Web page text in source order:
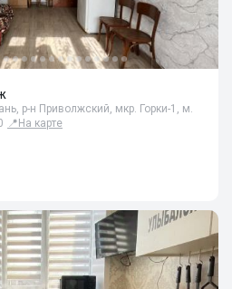
р-н Приволжский, мкр. Горки-1, м.
📍 На карте